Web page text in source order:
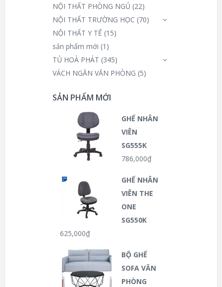
NỘI THẤT PHÒNG NGỦ (22)
NỘI THẤT TRƯỜNG HỌC (70)
NỘI THẤT Y TẾ (15)
sản phẩm mới (1)
TỦ HOÀ PHÁT (345)
VÁCH NGĂN VĂN PHÒNG (5)
SẢN PHẨM MỚI
GHẾ NHÂN
VIÊN
SG555K
786,000₫
GHẾ NHÂN
VIÊN THE
ONE
SG550K
625,000₫
BỘ GHẾ
SOFA VĂN
PHÒNG